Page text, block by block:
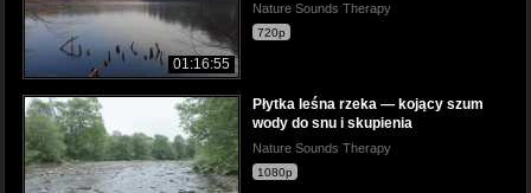
01:16:55
Nature Sounds Therapy
720p
Płytka leśna rzeka — kojący szum
wody do snu i skupienia
Nature Sounds Therapy
1080p